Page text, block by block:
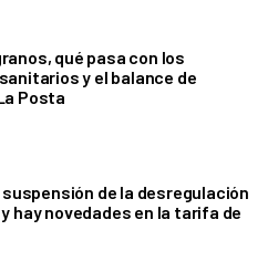
qué pasa con los
y el balance de
Posta
de la desregulación
hay novedades en la tarifa de